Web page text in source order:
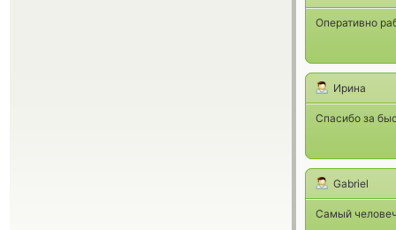
Оперативно
Ирина
Спасибо за
Gabriel
Самый